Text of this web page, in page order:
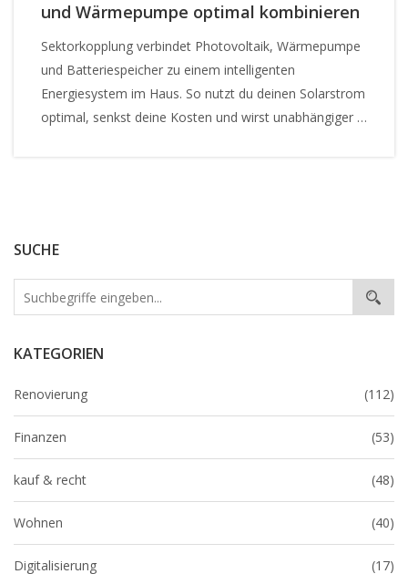
SUCHE
KATEGORIEN
Renovierung (112)
Finanzen (53)
kauf & recht (48)
Wohnen (40)
Digitalisierung (17)
und Wärmepumpe optimal kombinieren
Sektorkopplung verbindet Photovoltaik, Wärmepumpe
und Batteriespeicher zu einem intelligenten
Energiesystem im Haus. So nutzt du deinen Solarstrom
optimal, senkst deine Kosten und wirst unabhängiger -